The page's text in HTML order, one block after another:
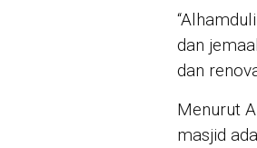
dan
dan
Menurut
masjid